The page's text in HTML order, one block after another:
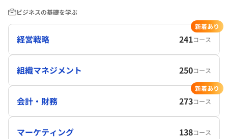
ビジネスの基礎を学ぶ
経営戦略 241コース
新着あり
組織マネジメント 250コース
会計・財務 273コース
新着あり
マーケティング 138コース